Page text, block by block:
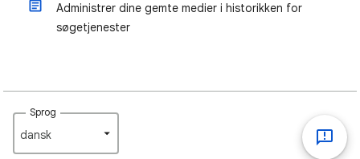
Administrer dine gemte medier i historikken for
søgetjenester
Sprog
dansk‎